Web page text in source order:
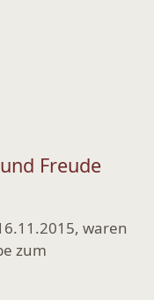
Freude
waren
zum